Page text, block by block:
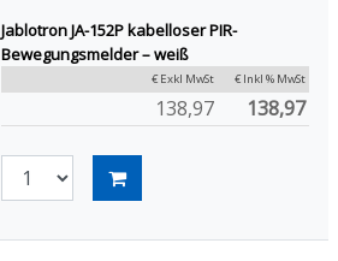
Jablotron JA-152P kabelloser PIR-
Bewegungsmelder – weiß
€ Exkl MwSt € Inkl % MwSt
138,97 138,97